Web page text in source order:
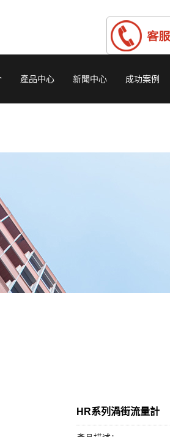
產品中心 新聞中心 成功案例
HR系列渦街流量計